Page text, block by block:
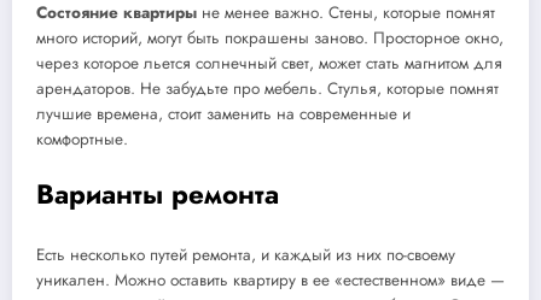
Состояние квартиры не менее важно. Стены, которые помнят
много историй, могут быть покрашены заново. Просторное окно,
через которое льется солнечный свет, может стать магнитом для
арендаторов. Не забудьте про мебель. Стулья, которые помнят
лучшие времена, стоит заменить на современные и
комфортные.
Варианты ремонта
Есть несколько путей ремонта, и каждый из них по-своему
уникален. Можно оставить квартиру в ее «естественном» виде —